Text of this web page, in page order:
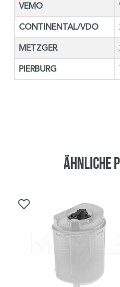
VEMO
CONTINENTAL/VDO
METZGER
PIERBURG
Ähnliche